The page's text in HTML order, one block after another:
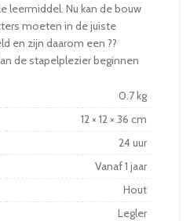
leermiddel. Nu kan de bouw
moeten in de juiste
en zijn daarom een ??
de stapelplezier beginnen
0.7 kg
12 × 12 × 36 cm
24 uur
Vanaf 1 jaar
Hout
Legler